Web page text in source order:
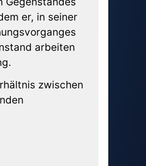
er, in seiner
arbeiten
zwischen